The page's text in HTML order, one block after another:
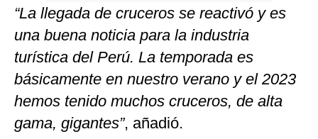
“La llegada de cruceros se reactivó y es
una buena noticia para la industria
turística del Perú. La temporada es
básicamente en nuestro verano y el 2023
hemos tenido muchos cruceros, de alta
gama, gigantes”, añadió.